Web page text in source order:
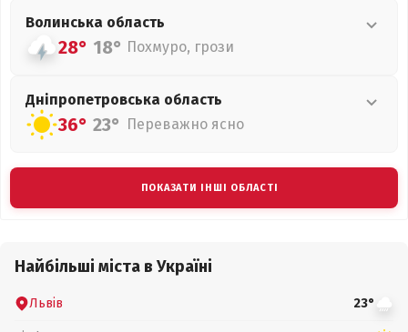
Волинська область
28° 18° Похмуро, грози
Дніпропетровська область
36° 23° Переважно ясно
ПОКАЗАТИ ІНШІ ОБЛАСТІ
Найбільші міста в Україні
Львів 23°